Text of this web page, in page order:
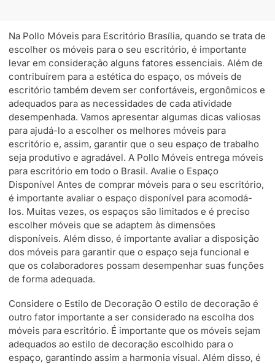
Na Pollo Móveis para Escritório Brasília, quando se trata de
escolher os móveis para o seu escritório, é importante
levar em consideração alguns fatores essenciais. Além de
contribuírem para a estética do espaço, os móveis de
escritório também devem ser confortáveis, ergonômicos e
adequados para as necessidades de cada atividade
desempenhada. Vamos apresentar algumas dicas valiosas
para ajudá-lo a escolher os melhores móveis para
escritório e, assim, garantir que o seu espaço de trabalho
seja produtivo e agradável. A Pollo Móveis entrega móveis
para escritório em todo o Brasil. Avalie o Espaço
Disponível Antes de comprar móveis para o seu escritório,
é importante avaliar o espaço disponível para acomodá-
los. Muitas vezes, os espaços são limitados e é preciso
escolher móveis que se adaptem às dimensões
disponíveis. Além disso, é importante avaliar a disposição
dos móveis para garantir que o espaço seja funcional e
que os colaboradores possam desempenhar suas funções
de forma adequada.
Considere o Estilo de Decoração O estilo de decoração é
outro fator importante a ser considerado na escolha dos
móveis para escritório. É importante que os móveis sejam
adequados ao estilo de decoração escolhido para o
espaço, garantindo assim a harmonia visual. Além disso, é